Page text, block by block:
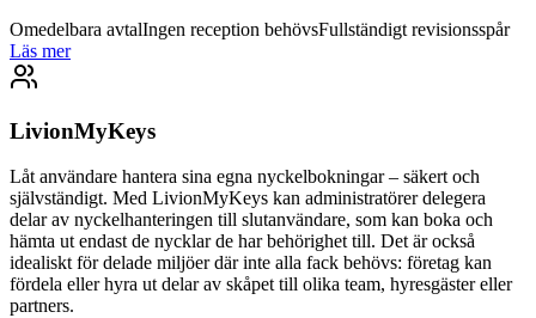
Omedelbara avtalIngen reception behövsFullständigt revisionsspår
Läs mer
LivionMyKeys
Låt användare hantera sina egna nyckelbokningar – säkert och
självständigt. Med LivionMyKeys kan administratörer delegera
delar av nyckelhanteringen till slutanvändare, som kan boka och
hämta ut endast de nycklar de har behörighet till. Det är också
idealiskt för delade miljöer där inte alla fack behövs: företag kan
fördela eller hyra ut delar av skåpet till olika team, hyresgäster eller
partners.